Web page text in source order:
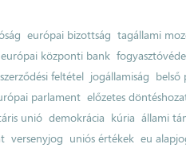
európai bizottság tagállami
európai központi bank
feltétel jogállamiság belső
parlament előzetes
unió demokrácia kúria állami
versenyjog uniós értékek eu